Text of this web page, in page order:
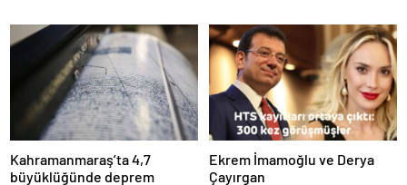
Kahramanmaraş’ta 4,7
büyüklüğünde deprem
Ekrem İmamoğlu ve Derya
Çayırgan